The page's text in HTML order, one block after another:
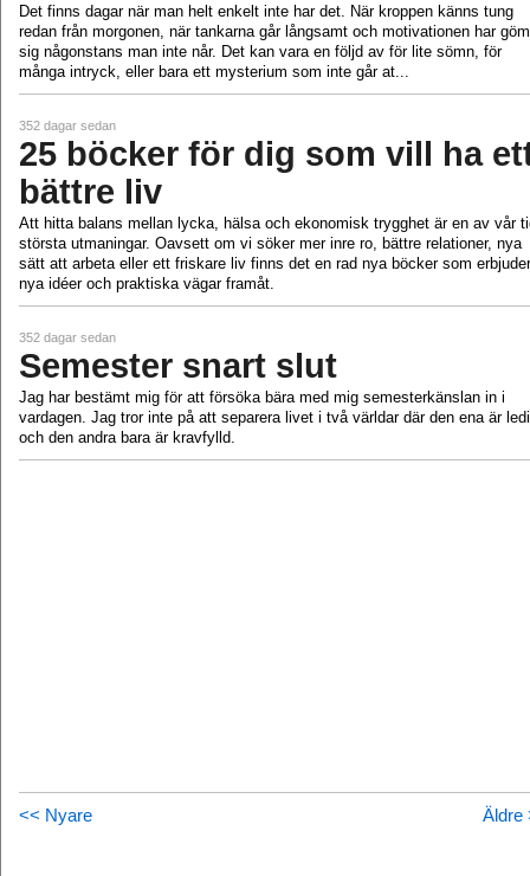
Det finns dagar när man helt enkelt inte har det. När kroppen känns tung
redan från morgonen, när tankarna går långsamt och motivationen har
sig någonstans man inte når. Det kan vara en följd av för lite sömn, för
många intryck, eller bara ett mysterium som inte går at...
352 dagar sedan
25 böcker för dig som vill ha
bättre liv
Att hitta balans mellan lycka, hälsa och ekonomisk trygghet är en av vår
största utmaningar. Oavsett om vi söker mer inre ro, bättre relationer, nya
sätt att arbeta eller ett friskare liv finns det en rad nya böcker som erbjuder
nya idéer och praktiska vägar framåt.
352 dagar sedan
Semester snart slut
Jag har bestämt mig för att försöka bära med mig semesterkänslan in i
vardagen. Jag tror inte på att separera livet i två världar där den ena är
och den andra bara är kravfylld.
<< Nyare Äldre